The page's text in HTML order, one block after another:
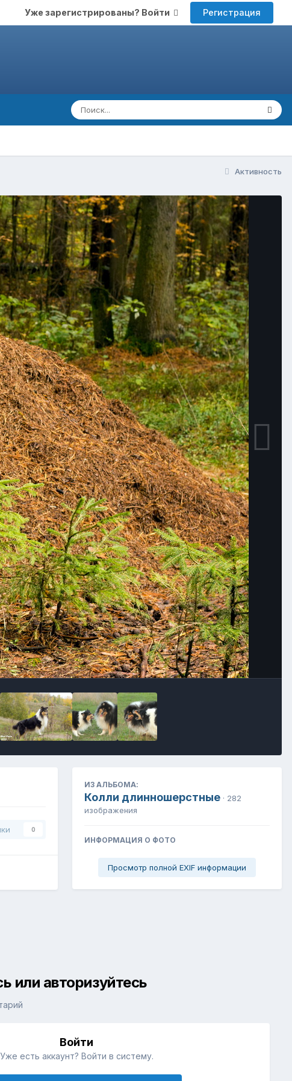
Уже зарегистрированы? Войти Регистрация
Активность
Инструменты
0
ИЗ АЛЬБОМА:
Колли длинношерстные · 282
изображения
ИНФОРМАЦИЯ О ФОТО
Просмотр полной EXIF информации
или авторизуйтесь
Войти
Уже есть аккаунт? Войти в систему.